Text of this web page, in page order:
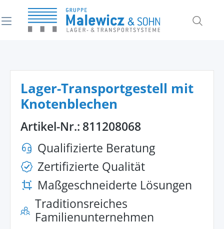
springen
Lager-Transportgestell mit
Knotenblechen
Artikel-Nr.: 811208068
Qualifizierte Beratung
Zertifizierte Qualität
Maßgeschneiderte Lösungen
Traditionsreiches
Familienunternehmen